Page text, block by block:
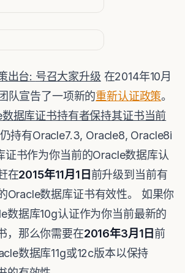
出台: 号召大家升级 在2014年10月
队宣告了一项新的重新认证政策。
数据库证书持有者保持其证书当前
持有Oracle7.3, Oracle8, Oracle8i
证书作为你当前的Oracle数据库认
在2015年11月 1 日 前升级到当前有
Oracle数据库证书有效性。 如果你
数据库10g认证作为你当前最新的
，那么你需要在2016年3月 1 日 前
数据库11g或12c版本以保持